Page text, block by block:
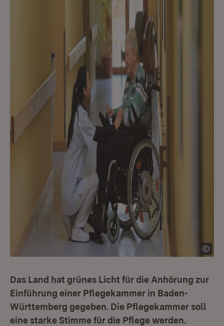
Das Land hat grünes Licht für die Anhörung zur
Einführung einer Pflegekammer in Baden-
Württemberg gegeben. Die Pflegekammer soll
eine starke Stimme für die Pflege werden.